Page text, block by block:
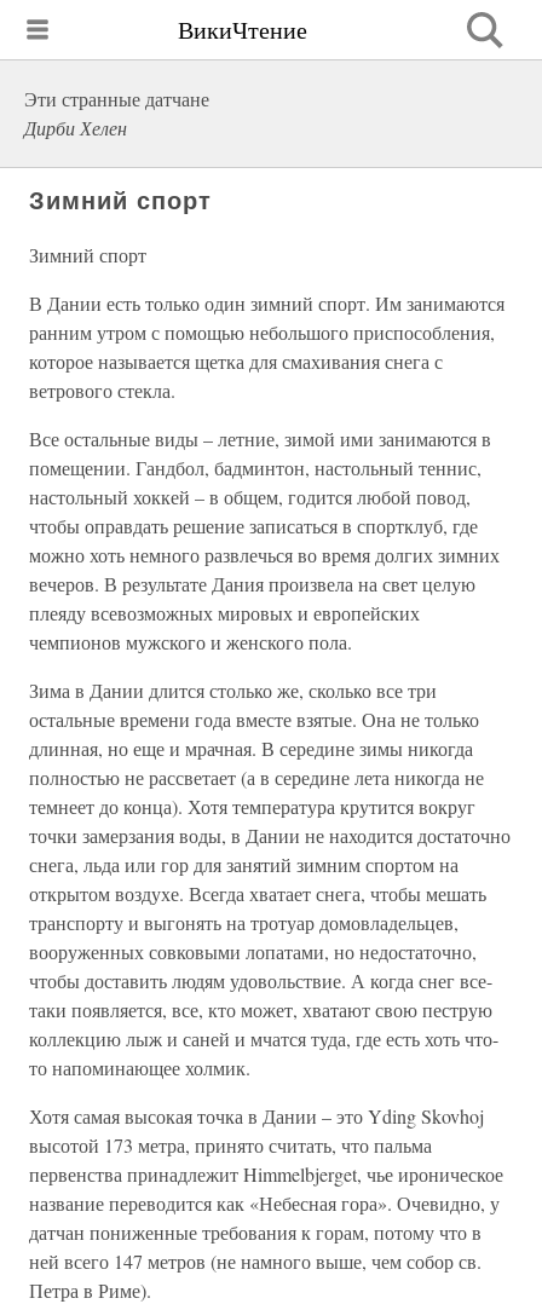
ВикиЧтение
Эти странные датчане
Дирби Хелен
Зимний спорт
Зимний спорт
В Дании есть только один зимний спорт. Им занимаются
ранним утром с помощью небольшого приспособления,
которое называется щетка для смахивания снега с
ветрового стекла.
Все остальные виды – летние, зимой ими занимаются в
помещении. Гандбол, бадминтон, настольный теннис,
настольный хоккей – в общем, годится любой повод,
чтобы оправдать решение записаться в спортклуб, где
можно хоть немного развлечься во время долгих зимних
вечеров. В результате Дания произвела на свет целую
плеяду всевозможных мировых и европейских
чемпионов мужского и женского пола.
Зима в Дании длится столько же, сколько все три
остальные времени года вместе взятые. Она не только
длинная, но еще и мрачная. В середине зимы никогда
полностью не рассветает (а в середине лета никогда не
темнеет до конца). Хотя температура крутится вокруг
точки замерзания воды, в Дании не находится достаточно
снега, льда или гор для занятий зимним спортом на
открытом воздухе. Всегда хватает снега, чтобы мешать
транспорту и выгонять на тротуар домовладельцев,
вооруженных совковыми лопатами, но недостаточно,
чтобы доставить людям удовольствие. А когда снег все-
таки появляется, все, кто может, хватают свою пеструю
коллекцию лыж и саней и мчатся туда, где есть хоть что-
то напоминающее холмик.
Хотя самая высокая точка в Дании – это Yding Skovhoj
высотой 173 метра, принято считать, что пальма
первенства принадлежит Himmelbjerget, чье ироническое
название переводится как «Небесная гора». Очевидно, у
датчан пониженные требования к горам, потому что в
ней всего 147 метров (не намного выше, чем собор св.
Петра в Риме).